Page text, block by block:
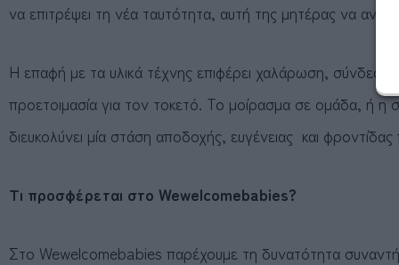
να επιτρέψει τη νέα ταυτότητα, αυτή της μητέρας να
Η επαφή με τα υλικά τέχνης επιφέρει χαλάρωση, σύνδεση
προετοιμασία για τον τοκετό. Το μοίρασμα σε ομάδα, ή η
διευκολύνει μία στάση αποδοχής, ευγένειας και
Τι προσφέρεται στο Wewelcomebabies?
Στο Wewelcomebabies παρέχουμε τη δυνατότητα